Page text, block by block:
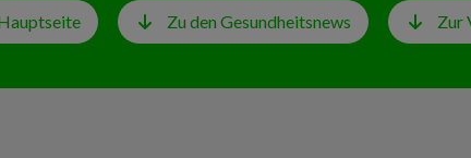
Zu den Gesundheitsnews Zur